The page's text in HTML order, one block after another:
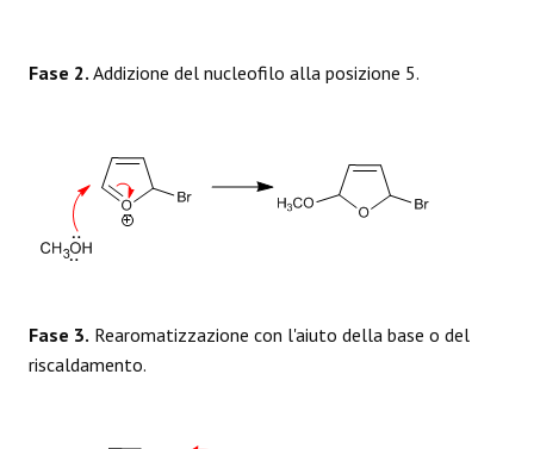
Fase 2. Addizione del nucleofilo alla posizione 5.
Fase 3. Rearomatizzazione con l'aiuto della base o del
riscaldamento.